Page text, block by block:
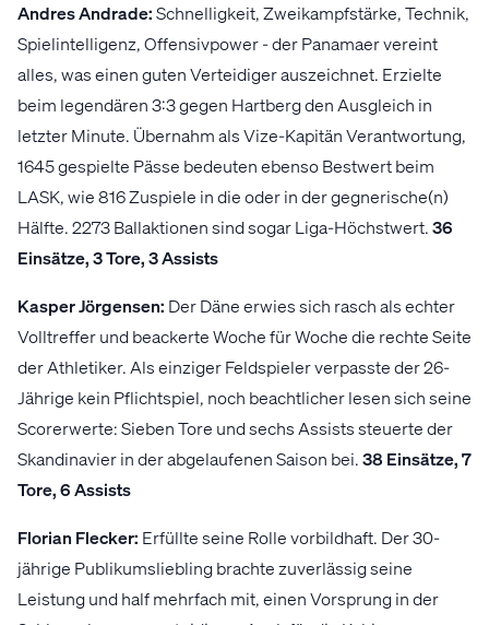
Andres Andrade:Schnelligkeit, Zweikampfstärke, Technik,
Spielintelligenz, Offensivpower - der Panamaer vereint
alles, was einen guten Verteidiger auszeichnet. Erzielte
beim legendären 3:3 gegen Hartberg den Ausgleich in
letzter Minute. Übernahm als Vize-Kapitän Verantwortung,
1645 gespielte Pässe bedeuten ebenso Bestwert beim
LASK, wie 816 Zuspiele in die oder in der gegnerische(n)
Hälfte. 2273 Ballaktionen sind sogar Liga-Höchstwert.36
Einsätze, 3 Tore, 3 Assists
Kasper Jörgensen: Der Däne erwies sich rasch als echter
Volltreffer und beackerte Woche für Woche die rechte Seite
der Athletiker. Als einziger Feldspieler verpasste der 26-
Jährige kein Pflichtspiel, noch beachtlicher lesen sich seine
Scorerwerte: Sieben Tore und sechs Assists steuerte der
Skandinavier in der abgelaufenen Saison bei.38 Einsätze, 7
Tore, 6 Assists
Florian Flecker: Erfüllte seine Rolle vorbildhaft. Der 30-
jährige Publikumsliebling brachte zuverlässig seine
Leistung und half mehrfach mit, einen Vorsprung in der